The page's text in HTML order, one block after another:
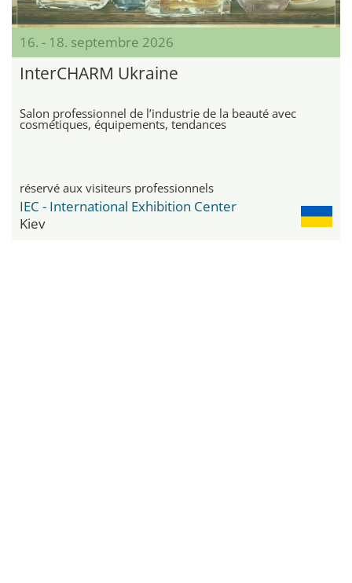
16. - 18. septembre 2026
InterCHARM Ukraine
Salon professionnel de l’industrie de la beauté avec
cosmétiques, équipements, tendances
réservé aux visiteurs professionnels
IEC - International Exhibition Center
Kiev